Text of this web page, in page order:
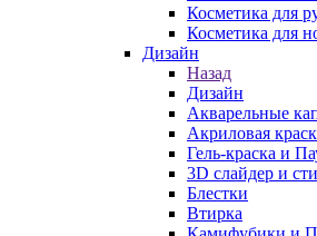
Косметика для
Косметика для
Дизайн
Назад
Дизайн
Акварельные
Акриловая
Гель-краска и
3D слайдер и
Блестки
Втирка